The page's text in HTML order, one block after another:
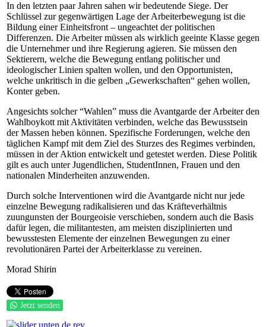
In den letzten paar Jahren sahen wir bedeutende Siege. Der
Schlüssel zur gegenwärtigen Lage der Arbeiterbewegung ist die
Bildung einer Einheitsfront – ungeachtet der politischen
Differenzen. Die Arbeiter müssen als wirklich geeinte Klasse gegen
die Unternehmer und ihre Regierung agieren. Sie müssen den
Sektierern, welche die Bewegung entlang politischer und
ideologischer Linien spalten wollen, und den Opportunisten,
welche unkritisch in die gelben „Gewerkschaften“ gehen wollen,
Konter geben.
Angesichts solcher “Wahlen” muss die Avantgarde der Arbeiter den
Wahlboykott mit Aktivitäten verbinden, welche das Bewusstsein
der Massen heben können. Spezifische Forderungen, welche den
täglichen Kampf mit dem Ziel des Sturzes des Regimes verbinden,
müssen in der Aktion entwickelt und getestet werden. Diese Politik
gilt es auch unter Jugendlichen, StudentInnen, Frauen und den
nationalen Minderheiten anzuwenden.
Durch solche Interventionen wird die Avantgarde nicht nur jede
einzelne Bewegung radikalisieren und das Kräfteverhältnis
zuungunsten der Bourgeoisie verschieben, sondern auch die Basis
dafür legen, die militantesten, am meisten disziplinierten und
bewusstesten Elemente der einzelnen Bewegungen zu einer
revolutionären Partei der Arbeiterklasse zu vereinen.
Morad Shirin
Jetzt senden